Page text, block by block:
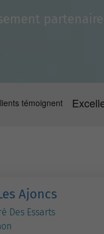
Ajoncs
Des Essarts